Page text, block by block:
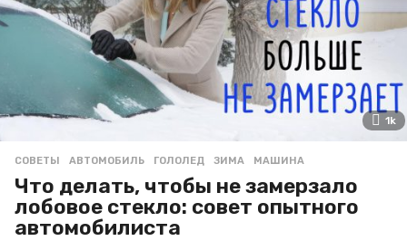
1k
СОВЕТЫ АВТОМОБИЛЬ ,ГОЛОЛЕД ,ЗИМА ,МАШИНА
Что делать, чтобы не замерзало
лобовое стекло: совет опытного
автомобилиста